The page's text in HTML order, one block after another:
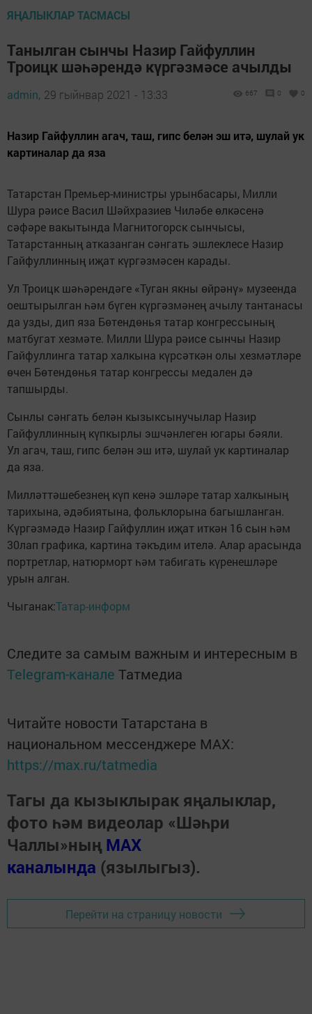
ЯҢАЛЫКЛАР ТАСМАСЫ
Танылган сынчы Назир Гайфуллин
Троицк шәһәрендә күргәзмәсе ачылды
admin, 29 гыйнвар 2021 - 13:33 667 0 0
Назир Гайфуллин агач, таш, гипс белән эш итә, шулай ук
картиналар да яза
Татарстан Премьер-министры урынбасары, Милли
Шура рәисе Васил Шәйхразиев Чиләбе өлкәсенә
сәфәре вакытында Магнитогорск сынчысы,
Татарстанның атказанган сәнгать эшлеклесе Назир
Гайфуллинның иҗат күргәзмәсен карады.
Ул Троицк шәһәрендәге «Туган якны өйрәнү» музеенда
оештырылган һәм бүген күргәзмәнең ачылу тантанасы
да узды, дип яза Бөтендөнья татар конгрессының
матбугат хезмәте. Милли Шура рәисе сынчы Назир
Гайфуллинга татар халкына күрсәткән олы хезмәтләре
өчен Бөтендөнья татар конгрессы медален дә
тапшырды.
Сынлы сәнгать белән кызыксынучылар Назир
Гайфуллинның күпкырлы эшчәнлеген югары бәяли.
Ул агач, таш, гипс белән эш итә, шулай ук картиналар
да яза.
Милләттәшебезнең күп кенә эшләре татар халкының
тарихына, әдәбиятына, фольклорына багышланган.
Күргәзмәдә Назир Гайфуллин иҗат иткән 16 сын һәм
30лап графика, картина тәкъдим ителә. Алар арасында
портретлар, натюрморт һәм табигать күренешләре
урын алган.
Чыганак:Татар-информ
Следите за самым важным и интересным в
Telegram-канале Татмедиа
Читайте новости Татарстана в
национальном мессенджере MАХ:
https://max.ru/tatmedia
Тагы да кызыклырак яңалыклар,
фото һәм видеолар «Шәһри
Чаллы»ның MAX
каналында (язылыгыз).
Перейти на страницу новости